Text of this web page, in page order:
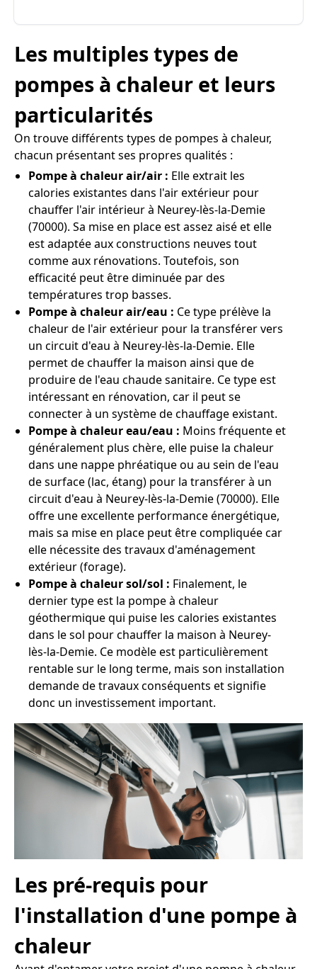
Les multiples types de
pompes à chaleur et leurs
particularités
On trouve différents types de pompes à chaleur,
chacun présentant ses propres qualités :
Pompe à chaleur air/air : Elle extrait les
calories existantes dans l'air extérieur pour
chauffer l'air intérieur à Neurey-lès-la-Demie
(70000). Sa mise en place est assez aisé et elle
est adaptée aux constructions neuves tout
comme aux rénovations. Toutefois, son
efficacité peut être diminuée par des
températures trop basses.
Pompe à chaleur air/eau : Ce type prélève la
chaleur de l'air extérieur pour la transférer vers
un circuit d'eau à Neurey-lès-la-Demie. Elle
permet de chauffer la maison ainsi que de
produire de l'eau chaude sanitaire. Ce type est
intéressant en rénovation, car il peut se
connecter à un système de chauffage existant.
Pompe à chaleur eau/eau : Moins fréquente et
généralement plus chère, elle puise la chaleur
dans une nappe phréatique ou au sein de l'eau
de surface (lac, étang) pour la transférer à un
circuit d'eau à Neurey-lès-la-Demie (70000). Elle
offre une excellente performance énergétique,
mais sa mise en place peut être compliquée car
elle nécessite des travaux d'aménagement
extérieur (forage).
Pompe à chaleur sol/sol : Finalement, le
dernier type est la pompe à chaleur
géothermique qui puise les calories existantes
dans le sol pour chauffer la maison à Neurey-
lès-la-Demie. Ce modèle est particulièrement
rentable sur le long terme, mais son installation
demande de travaux conséquents et signifie
donc un investissement important.
Les pré-requis pour
l'installation d'une pompe à
chaleur